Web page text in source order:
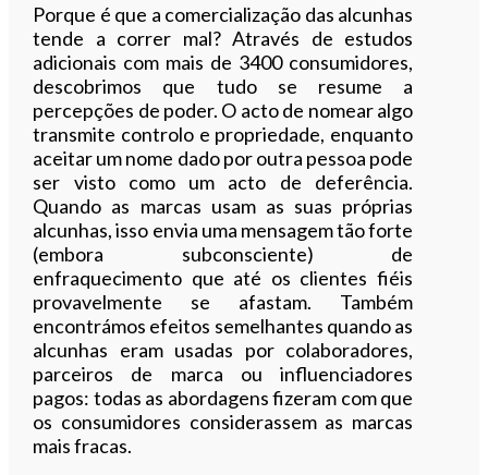
Porque é que a comercialização das alcunhas
tende a correr mal? Através de estudos
adicionais com mais de 3400 consumidores,
descobrimos que tudo se resume a
percepções de poder. O acto de nomear algo
transmite controlo e propriedade, enquanto
aceitar um nome dado por outra pessoa pode
ser visto como um acto de deferência.
Quando as marcas usam as suas próprias
alcunhas, isso envia uma mensagem tão forte
(embora subconsciente) de
enfraquecimento que até os clientes fiéis
provavelmente se afastam. Também
encontrámos efeitos semelhantes quando as
alcunhas eram usadas por colaboradores,
parceiros de marca ou influenciadores
pagos: todas as abordagens fizeram com que
os consumidores considerassem as marcas
mais fracas.